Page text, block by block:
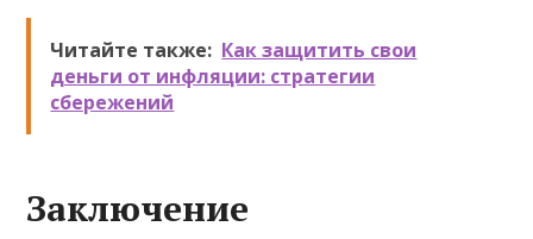
Читайте также: Как защитить свои
деньги от инфляции: стратегии
сбережений
Заключение